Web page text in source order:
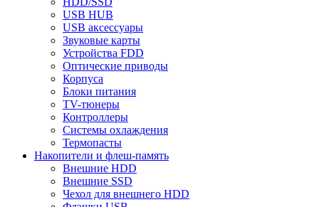
USB HUB
USB аксессуары
Звуковые карты
Устройства FDD
Оптические приводы
Корпуса
Блоки питания
TV-тюнеры
Контроллеры
Системы охлаждения
Термопасты
Накопители и флеш-память
Внешние HDD
Внешние SSD
Чехол для внешнего HDD